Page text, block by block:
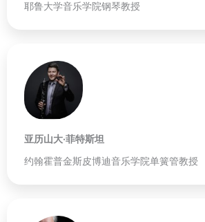
耶鲁大学音乐学院钢琴教授
亚历山大·菲特斯坦
约翰霍普金斯皮博迪音乐学院单簧管教授